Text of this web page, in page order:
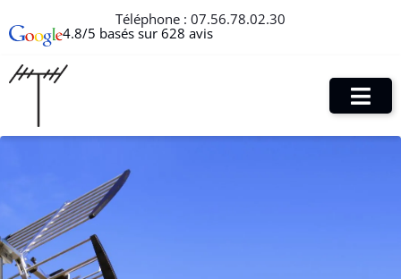
Téléphone : 07.56.78.02.30
4.8/5 basés sur 628 avis